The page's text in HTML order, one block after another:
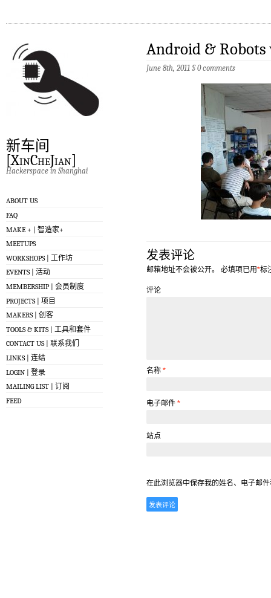
新车间
[XinCheJian]
Hackerspace in Shanghai
ABOUT US
FAQ
MAKE + | 智造家+
MEETUPS
WORKSHOPS | 工作坊
EVENTS | 活动
MEMBERSHIP | 会员制度
PROJECTS | 项目
MAKERS | 创客
TOOLS & KITS | 工具和套件
CONTACT US | 联系我们
LINKS | 连结
LOGIN | 登录
MAILING LIST | 订阅
FEED
Android &
June 8th, 2011 §0 comments
发表评论
邮箱地址不会被公开。 必填项已用*标
评论
名称 *
电子邮件 *
站点
在此浏览器中保存我的姓名、电子邮